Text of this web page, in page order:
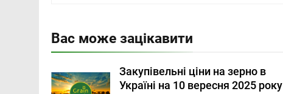
Вас може зацікавити
Закупівельні ціни на зерно в
Україні на 10 вересня 2025 року